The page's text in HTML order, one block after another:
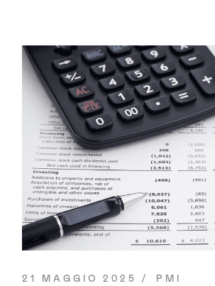
21 MAGGIO 2025 PMI